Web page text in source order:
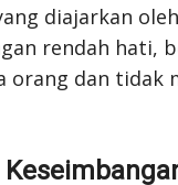
diajarkan
rendah hati,
orang dan tidak